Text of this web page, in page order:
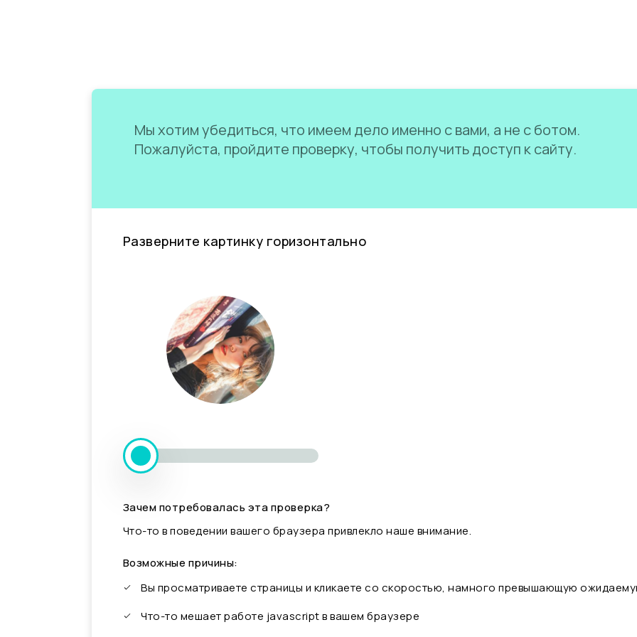
Мы хотим убедиться, что имеем дело именно с вами, а не с ботом.
Пожалуйста, пройдите проверку, чтобы получить доступ к сайту.
Разверните картинку горизонтально
Зачем потребовалась эта проверка?
Что-то в поведении вашего браузера привлекло наше внимание.
Возможные причины:
Вы просматриваете страницы и кликаете со скоростью, намного превышающую
Что-то мешает работе javascript в вашем браузере